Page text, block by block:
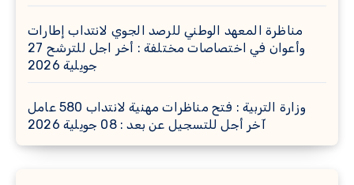
مناظرة المعهد الوطني للرصد الجوي لانتداب إطارات
وأعوان في اختصاصات مختلفة : أخر اجل للترشح 27
جويلية 2026
وزارة التربية : فتح مناظرات مهنية لانتداب 580 عامل
آخر أجل للتسجيل عن بعد : 08 جويلية 2026